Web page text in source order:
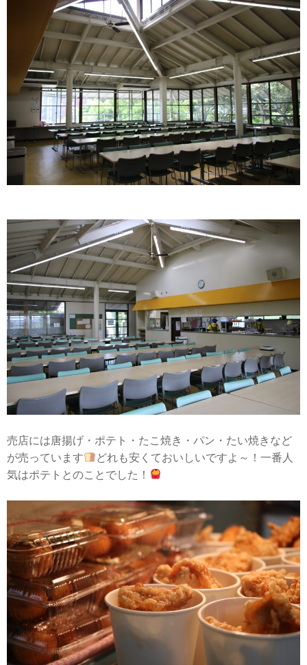
売店には唐揚げ・ポテト・たこ焼き・パン・たい焼きなど
が売っています
どれも安くておいしいですよ～！一番人
気はポテトとのことでした！